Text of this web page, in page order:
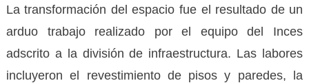
La transformación del espacio fue el resultado de un
arduo trabajo realizado por el equipo del Inces
adscrito a la división de infraestructura. Las labores
incluyeron el revestimiento de pisos y paredes, la